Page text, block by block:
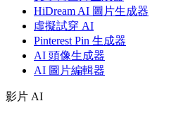
HiDream AI 圖片生成器
虛擬試穿 AI
Pinterest Pin 生成器
AI 頭像生成器
AI 圖片編輯器
影片 AI